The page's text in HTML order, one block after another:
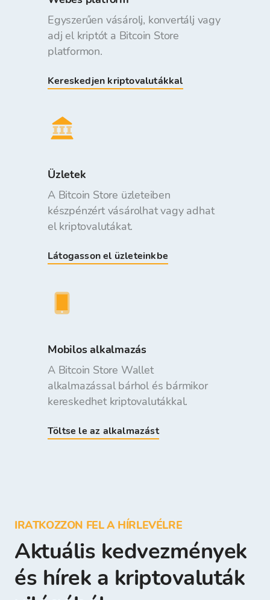
Egyszerűen vásárolj, konvertálj vagy
adj el kriptót a Bitcoin Store
platformon.
Kereskedjen kriptovalutákkal
Üzletek
A Bitcoin Store üzleteiben
készpénzért vásárolhat vagy adhat
el kriptovalutákat.
Látogasson el üzleteinkbe
Mobilos alkalmazás
A Bitcoin Store Wallet
alkalmazással bárhol és bármikor
kereskedhet kriptovalutákkal.
Töltse le az alkalmazást
IRATKOZZON FEL A HÍRLEVÉLRE
Aktuális kedvezmények
és hírek a kriptovaluták